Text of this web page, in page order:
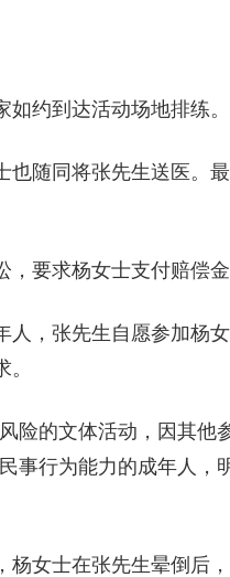
约到达活动场地排练。
随同将张先生送医。
要求杨女士支付赔偿金
，张先生自愿参加杨
的文体活动，因其他
事行为能力的成年人，
女士在张先生晕倒后，